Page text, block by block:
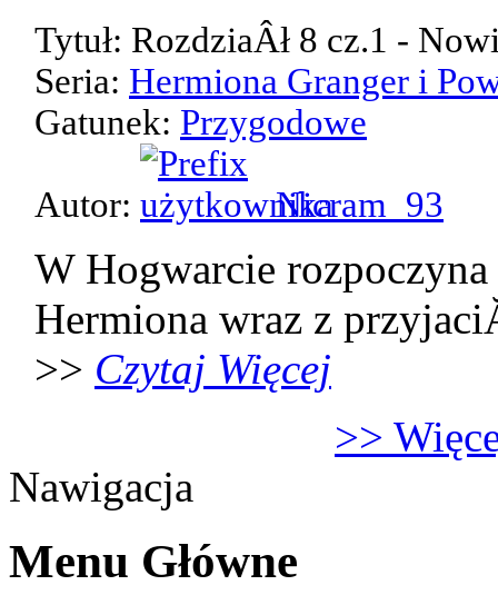
Tytuł: RozdziaÂł 8 cz.1 -
Seria: Hermiona Granger i
Gatunek: Przygodowe
Autor: Nicram_93
W Hogwarcie
Hermiona wraz z
>> Czytaj Więcej
>>
Nawigacja
Menu Główne